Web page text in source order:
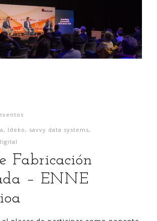
, Ideko , savvy data systems,
Fabricación
– ENNE